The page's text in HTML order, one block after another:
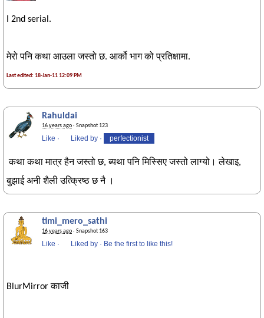
I 2nd serial.
मेरो पनि कथा आउला जस्तो छ. आर्को भाग को प्रतिक्षामा.
Last edited: 18-Jan-11 12:09 PM
Rahuldai
16 years ago· Snapshot 123
Like · Liked by · perfectionist
कथा कथा मात्र हैन जस्तो छ, ब्यथा पनि मिस्सिए जस्तो लाग्यो। लेखाइ,
बुझाई अनी शैली उत्क्रिष्ठ छ नै ।
timi_mero_sathi
16 years ago· Snapshot 163
Like · Liked by · Be the first to like this!
BlurMirror काजी